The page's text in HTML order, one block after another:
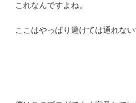
これなんですよね。
ここはやっぱり避けては通れない